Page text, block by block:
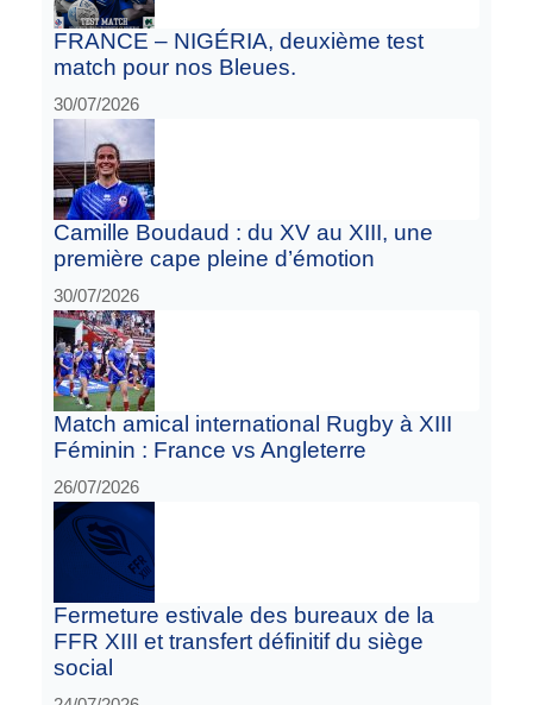
FRANCE – NIGÉRIA, deuxième test
match pour nos Bleues.
30/07/2026
Camille Boudaud : du XV au XIII, une
première cape pleine d’émotion
30/07/2026
Match amical international Rugby à XIII
Féminin : France vs Angleterre
26/07/2026
Fermeture estivale des bureaux de la
FFR XIII et transfert définitif du siège
social